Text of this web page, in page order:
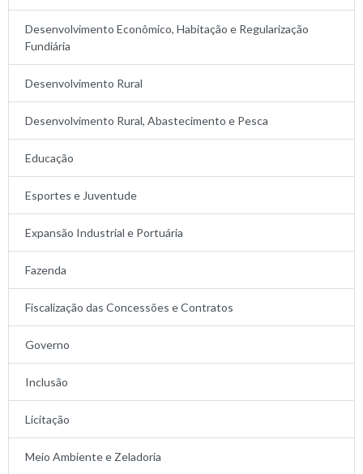
Desenvolvimento Econômico, Habitação e Regularização
Fundiária
Desenvolvimento Rural
Desenvolvimento Rural, Abastecimento e Pesca
Educação
Esportes e Juventude
Expansão Industrial e Portuária
Fazenda
Fiscalização das Concessões e Contratos
Governo
Inclusão
Licitação
Meio Ambiente e Zeladoria